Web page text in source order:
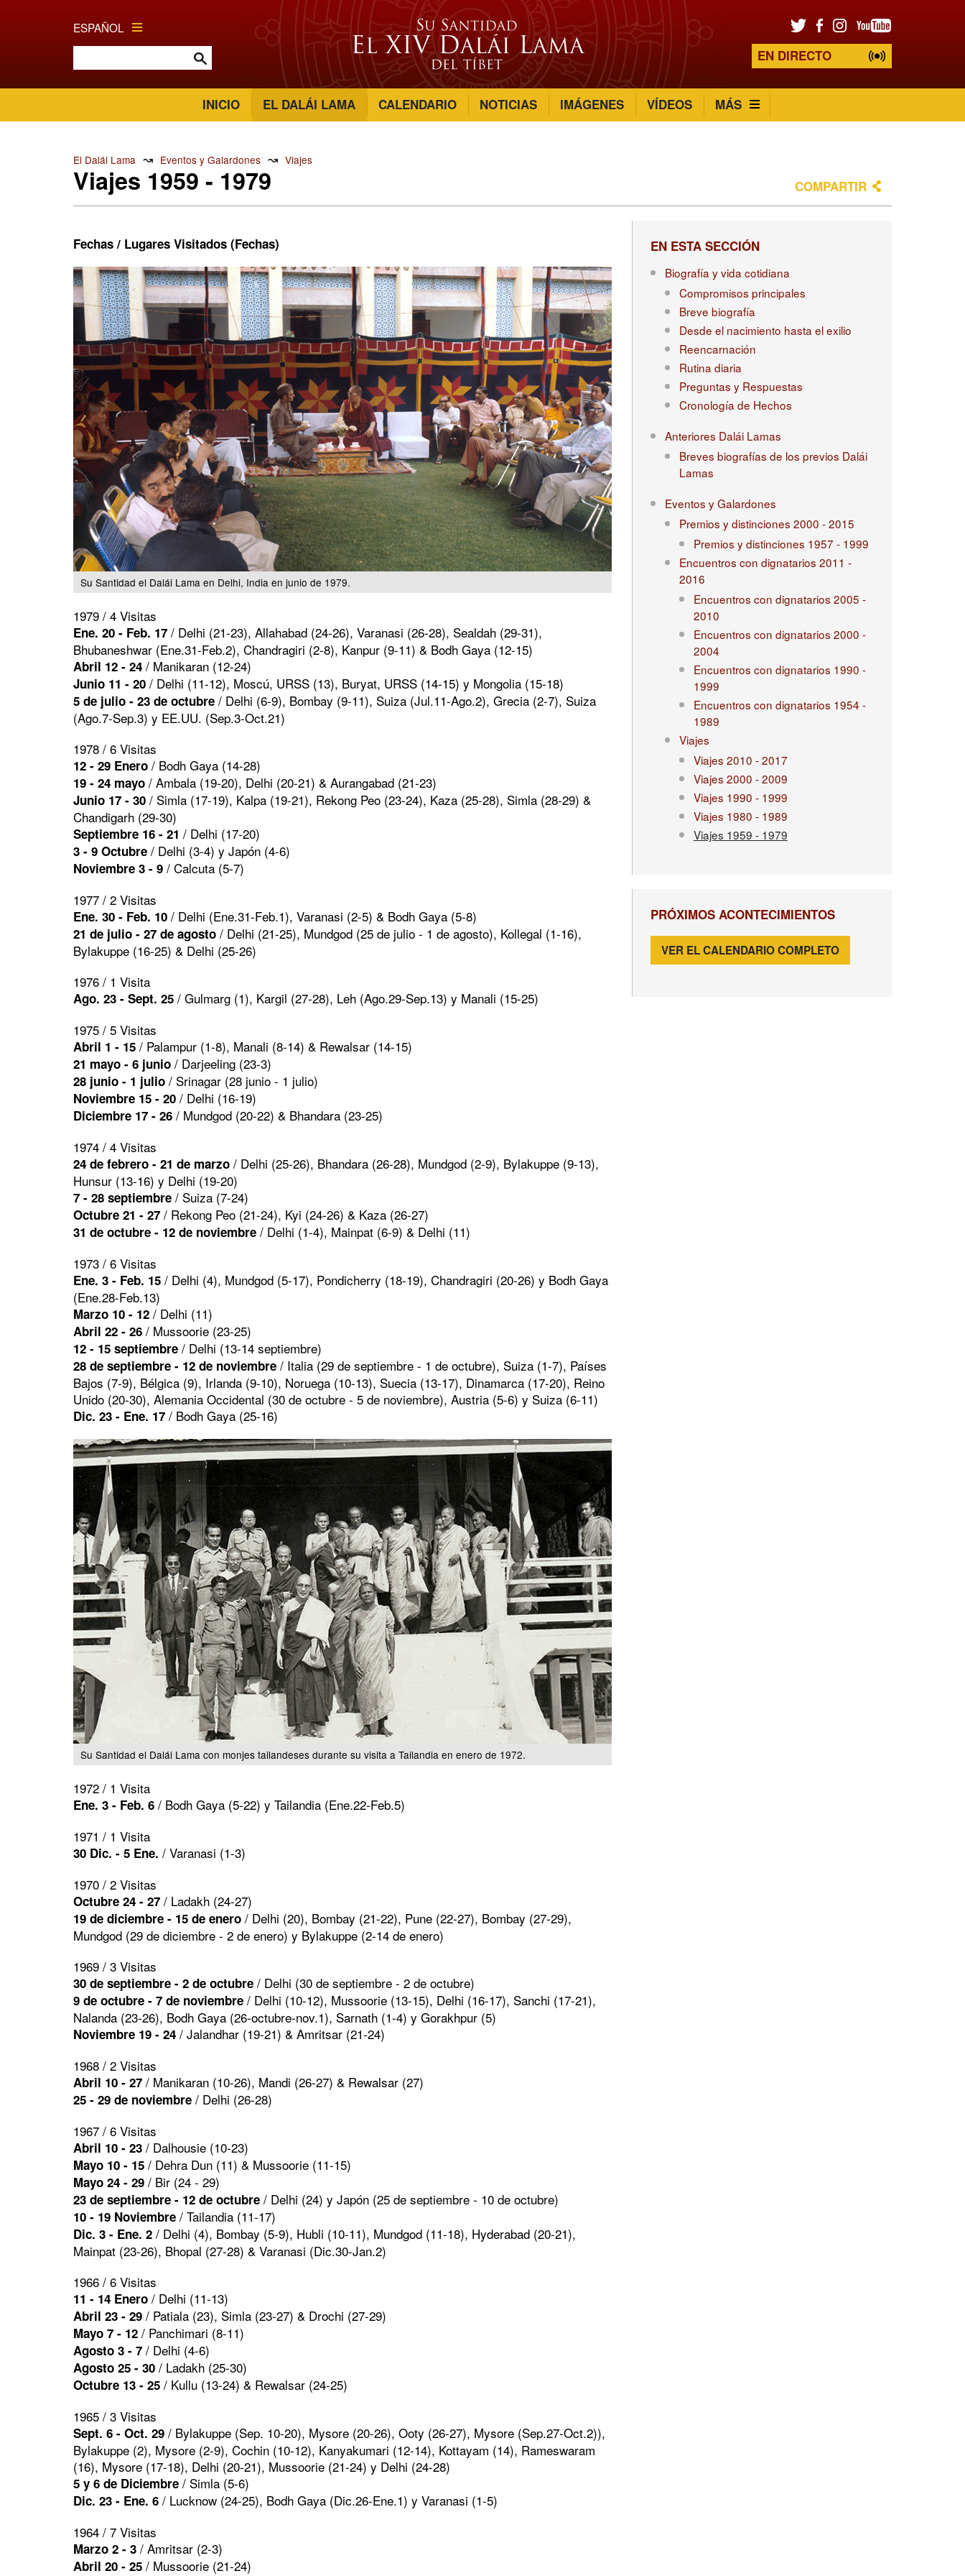
ESPAÑOL
EN DIRECTO
INICIO EL DALÁI LAMA CALENDARIO NOTICIAS IMÁGENES VÍDEOS MÁS
El Dalái Lama ↝ Eventos y Galardones ↝ Viajes
Viajes 1959 - 1979 COMPARTIR
Fechas / Lugares Visitados (Fechas)
Su Santidad el Dalái Lama en Delhi, India en junio de 1979.
1979 / 4 Visitas
Ene. 20 - Feb. 17 / Delhi (21-23), Allahabad (24-26), Varanasi (26-28), Sealdah (29-31),
Bhubaneshwar (Ene.31-Feb.2), Chandragiri (2-8), Kanpur (9-11) & Bodh Gaya (12-15)
Abril 12 - 24 / Manikaran (12-24)
Junio 11 - 20 / Delhi (11-12), Moscú, URSS (13), Buryat, URSS (14-15) y Mongolia (15-18)
5 de julio - 23 de octubre / Delhi (6-9), Bombay (9-11), Suiza (Jul.11-Ago.2), Grecia (2-7), Suiza
(Ago.7-Sep.3) y EE.UU. (Sep.3-Oct.21)
1978 / 6 Visitas
12 - 29 Enero / Bodh Gaya (14-28)
19 - 24 mayo / Ambala (19-20), Delhi (20-21) & Aurangabad (21-23)
Junio 17 - 30 / Simla (17-19), Kalpa (19-21), Rekong Peo (23-24), Kaza (25-28), Simla (28-29) &
Chandigarh (29-30)
Septiembre 16 - 21 / Delhi (17-20)
3 - 9 Octubre / Delhi (3-4) y Japón (4-6)
Noviembre 3 - 9 / Calcuta (5-7)
1977 / 2 Visitas
Ene. 30 - Feb. 10 / Delhi (Ene.31-Feb.1), Varanasi (2-5) & Bodh Gaya (5-8)
21 de julio - 27 de agosto / Delhi (21-25), Mundgod (25 de julio - 1 de agosto), Kollegal (1-16),
Bylakuppe (16-25) & Delhi (25-26)
1976 / 1 Visita
Ago. 23 - Sept. 25 / Gulmarg (1), Kargil (27-28), Leh (Ago.29-Sep.13) y Manali (15-25)
1975 / 5 Visitas
Abril 1 - 15 / Palampur (1-8), Manali (8-14) & Rewalsar (14-15)
21 mayo - 6 junio / Darjeeling (23-3)
28 junio - 1 julio / Srinagar (28 junio - 1 julio)
Noviembre 15 - 20 / Delhi (16-19)
Diciembre 17 - 26 / Mundgod (20-22) & Bhandara (23-25)
1974 / 4 Visitas
24 de febrero - 21 de marzo / Delhi (25-26), Bhandara (26-28), Mundgod (2-9), Bylakuppe (9-13),
Hunsur (13-16) y Delhi (19-20)
7 - 28 septiembre / Suiza (7-24)
Octubre 21 - 27 / Rekong Peo (21-24), Kyi (24-26) & Kaza (26-27)
31 de octubre - 12 de noviembre / Delhi (1-4), Mainpat (6-9) & Delhi (11)
1973 / 6 Visitas
Ene. 3 - Feb. 15 / Delhi (4), Mundgod (5-17), Pondicherry (18-19), Chandragiri (20-26) y Bodh Gaya
(Ene.28-Feb.13)
Marzo 10 - 12 / Delhi (11)
Abril 22 - 26 / Mussoorie (23-25)
12 - 15 septiembre / Delhi (13-14 septiembre)
28 de septiembre - 12 de noviembre / Italia (29 de septiembre - 1 de octubre), Suiza (1-7), Países
Bajos (7-9), Bélgica (9), Irlanda (9-10), Noruega (10-13), Suecia (13-17), Dinamarca (17-20), Reino
Unido (20-30), Alemania Occidental (30 de octubre - 5 de noviembre), Austria (5-6) y Suiza (6-11)
Dic. 23 - Ene. 17 / Bodh Gaya (25-16)
Su Santidad el Dalái Lama con monjes tailandeses durante su visita a Tailandia en enero de 1972.
1972 / 1 Visita
Ene. 3 - Feb. 6 / Bodh Gaya (5-22) y Tailandia (Ene.22-Feb.5)
1971 / 1 Visita
30 Dic. - 5 Ene. / Varanasi (1-3)
1970 / 2 Visitas
Octubre 24 - 27 / Ladakh (24-27)
19 de diciembre - 15 de enero / Delhi (20), Bombay (21-22), Pune (22-27), Bombay (27-29),
Mundgod (29 de diciembre - 2 de enero) y Bylakuppe (2-14 de enero)
1969 / 3 Visitas
30 de septiembre - 2 de octubre / Delhi (30 de septiembre - 2 de octubre)
9 de octubre - 7 de noviembre / Delhi (10-12), Mussoorie (13-15), Delhi (16-17), Sanchi (17-21),
Nalanda (23-26), Bodh Gaya (26-octubre-nov.1), Sarnath (1-4) y Gorakhpur (5)
Noviembre 19 - 24 / Jalandhar (19-21) & Amritsar (21-24)
1968 / 2 Visitas
Abril 10 - 27 / Manikaran (10-26), Mandi (26-27) & Rewalsar (27)
25 - 29 de noviembre / Delhi (26-28)
1967 / 6 Visitas
Abril 10 - 23 / Dalhousie (10-23)
Mayo 10 - 15 / Dehra Dun (11) & Mussoorie (11-15)
Mayo 24 - 29 / Bir (24 - 29)
23 de septiembre - 12 de octubre / Delhi (24) y Japón (25 de septiembre - 10 de octubre)
10 - 19 Noviembre / Tailandia (11-17)
Dic. 3 - Ene. 2 / Delhi (4), Bombay (5-9), Hubli (10-11), Mundgod (11-18), Hyderabad (20-21),
Mainpat (23-26), Bhopal (27-28) & Varanasi (Dic.30-Jan.2)
1966 / 6 Visitas
11 - 14 Enero / Delhi (11-13)
Abril 23 - 29 / Patiala (23), Simla (23-27) & Drochi (27-29)
Mayo 7 - 12 / Panchimari (8-11)
Agosto 3 - 7 / Delhi (4-6)
Agosto 25 - 30 / Ladakh (25-30)
Octubre 13 - 25 / Kullu (13-24) & Rewalsar (24-25)
1965 / 3 Visitas
Sept. 6 - Oct. 29 / Bylakuppe (Sep. 10-20), Mysore (20-26), Ooty (26-27), Mysore (Sep.27-Oct.2)),
Bylakuppe (2), Mysore (2-9), Cochin (10-12), Kanyakumari (12-14), Kottayam (14), Rameswaram
(16), Mysore (17-18), Delhi (20-21), Mussoorie (21-24) y Delhi (24-28)
5 y 6 de Diciembre / Simla (5-6)
Dic. 23 - Ene. 6 / Lucknow (24-25), Bodh Gaya (Dic.26-Ene.1) y Varanasi (1-5)
1964 / 7 Visitas
Marzo 2 - 3 / Amritsar (2-3)
Abril 20 - 25 / Mussoorie (21-24)
EN ESTA SECCIÓN
Biografía y vida cotidiana
Compromisos principales
Breve biografía
Desde el nacimiento hasta el exilio
Reencarnación
Rutina diaria
Preguntas y Respuestas
Cronología de Hechos
Anteriores Dalái Lamas
Breves biografías de los previos Dalái
Lamas
Eventos y Galardones
Premios y distinciones 2000 - 2015
Premios y distinciones 1957 - 1999
Encuentros con dignatarios 2011 -
2016
Encuentros con dignatarios 2005 -
2010
Encuentros con dignatarios 2000 -
2004
Encuentros con dignatarios 1990 -
1999
Encuentros con dignatarios 1954 -
1989
Viajes
Viajes 2010 - 2017
Viajes 2000 - 2009
Viajes 1990 - 1999
Viajes 1980 - 1989
Viajes 1959 - 1979
PRÓXIMOS ACONTECIMIENTOS
VER EL CALENDARIO COMPLETO